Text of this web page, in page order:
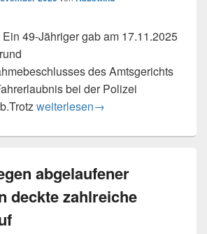
49-Jähriger gab am 17.11.2025
des Amtsgerichts
bei der Polizei
Nach Fahrerlaubnisabgabe im
weiterlesen→
abgelaufener
deckte zahlreiche